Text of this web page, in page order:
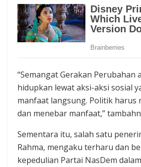
“Semangat Gerakan Perubahan
hidupkan lewat aksi-aksi sosial
manfaat langsung. Politik harus
dan menebar manfaat,”
Sementara itu, salah satu
Rahma, mengaku terharu dan
kepedulian Partai NasDem